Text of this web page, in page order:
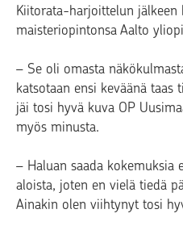
Kiitorata-harjoittelun jälkeen
maisteriopintonsa Aalto
– Se oli omasta
katsotaan ensi keväänä taas
jäi tosi hyvä kuva OP
myös minusta.
– Haluan saada kokemuksia
aloista, joten en vielä tiedä
Ainakin olen viihtynyt tosi